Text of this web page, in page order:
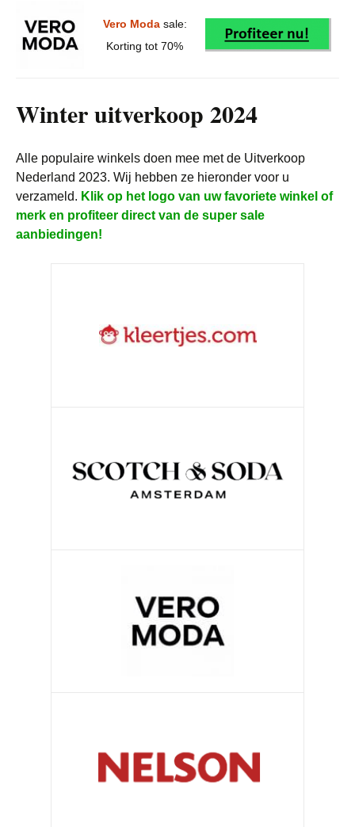
Vero Moda sale:
Korting tot 70%
Winter uitverkoop 2024
Alle populaire winkels doen mee met de Uitverkoop
Nederland 2023. Wij hebben ze hieronder voor u
verzameld. Klik op het logo van uw favoriete winkel of
merk en profiteer direct van de super sale
aanbiedingen!